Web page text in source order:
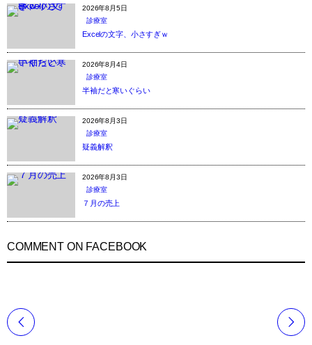
2026年8月5日
診療室
Excelの文字、小さすぎｗ
2026年8月4日
診療室
半袖だと寒いぐらい
2026年8月3日
診療室
疑義解釈
2026年8月3日
診療室
７月の売上
COMMENT ON FACEBOOK